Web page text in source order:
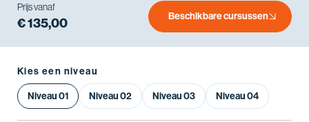
Prijs vanaf
€ 135,00 Beschikbare cursussen
Kies een niveau
Niveau 01 Niveau 02 Niveau 03 Niveau 04